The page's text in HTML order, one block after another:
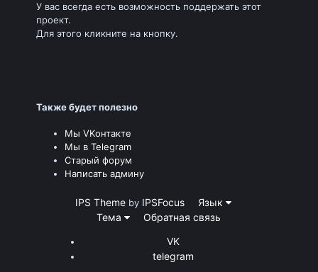
У вас всегда есть возможность поддержать этот
проект.
Для этого кликните на кнопку.
Также будет полезно
Мы VKонтакте
Мы в Telegram
Старый форум
Написать админу
IPS Theme by IPSFocus
Язык
Тема
Обратная связь
VK
telegram